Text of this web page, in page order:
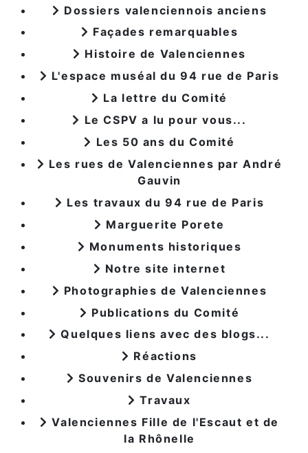
Dossiers valenciennois anciens
Façades remarquables
Histoire de Valenciennes
L'espace muséal du 94 rue de Paris
La lettre du Comité
Le CSPV a lu pour vous...
Les 50 ans du Comité
Les rues de Valenciennes par André
Gauvin
Les travaux du 94 rue de Paris
Marguerite Porete
Monuments historiques
Notre site internet
Photographies de Valenciennes
Publications du Comité
Quelques liens avec des blogs...
Réactions
Souvenirs de Valenciennes
Travaux
Valenciennes Fille de l'Escaut et de
la Rhônelle